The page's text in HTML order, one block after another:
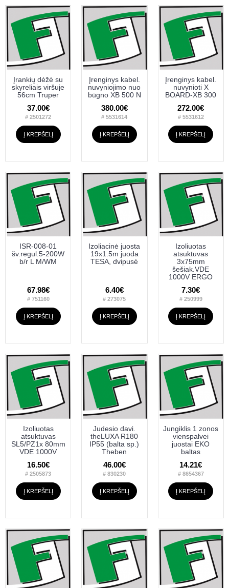
Įrankių dėžė su
skyreliais viršuje
56cm Truper
37.00€
# 2501272
Į KREPŠELĮ
Įrenginys kabel.
nuvyniojimo nuo
būgno XB 500 N
380.00€
# 5531614
Į KREPŠELĮ
Įrenginys kabel.
nuvynioti X
BOARD-XB 300
272.00€
# 5531612
Į KREPŠELĮ
ISR-008-01
šv.regul.5-200W
b/r L M/WM
67.98€
# 751160
Į KREPŠELĮ
Izoliacinė juosta
19x1.5m juoda
TESA, dvipusė
6.40€
# 273075
Į KREPŠELĮ
Izoliuotas
atsuktuvas
3x75mm
šešiak.VDE
1000V ERGO
7.30€
# 250999
Į KREPŠELĮ
Izoliuotas
atsuktuvas
SL5/PZ1x 80mm
VDE 1000V
16.50€
# 2505873
Į KREPŠELĮ
Judesio davi.
theLUXA R180
IP55 (balta sp.)
Theben
46.00€
# 830230
Į KREPŠELĮ
Jungiklis 1 zonos
vienspalvei
juostai EKO
baltas
14.21€
# 8654367
Į KREPŠELĮ